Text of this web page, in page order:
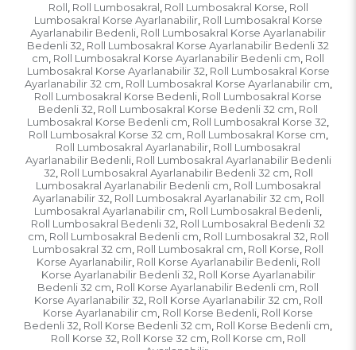
Roll, Roll Lumbosakral, Roll Lumbosakral Korse, Roll
Lumbosakral Korse Ayarlanabilir, Roll Lumbosakral Korse
Ayarlanabilir Bedenli, Roll Lumbosakral Korse Ayarlanabilir
Bedenli 32, Roll Lumbosakral Korse Ayarlanabilir Bedenli 32
cm, Roll Lumbosakral Korse Ayarlanabilir Bedenli cm, Roll
Lumbosakral Korse Ayarlanabilir 32, Roll Lumbosakral Korse
Ayarlanabilir 32 cm, Roll Lumbosakral Korse Ayarlanabilir cm,
Roll Lumbosakral Korse Bedenli, Roll Lumbosakral Korse
Bedenli 32, Roll Lumbosakral Korse Bedenli 32 cm, Roll
Lumbosakral Korse Bedenli cm, Roll Lumbosakral Korse 32,
Roll Lumbosakral Korse 32 cm, Roll Lumbosakral Korse cm,
Roll Lumbosakral Ayarlanabilir, Roll Lumbosakral
Ayarlanabilir Bedenli, Roll Lumbosakral Ayarlanabilir Bedenli
32, Roll Lumbosakral Ayarlanabilir Bedenli 32 cm, Roll
Lumbosakral Ayarlanabilir Bedenli cm, Roll Lumbosakral
Ayarlanabilir 32, Roll Lumbosakral Ayarlanabilir 32 cm, Roll
Lumbosakral Ayarlanabilir cm, Roll Lumbosakral Bedenli,
Roll Lumbosakral Bedenli 32, Roll Lumbosakral Bedenli 32
cm, Roll Lumbosakral Bedenli cm, Roll Lumbosakral 32, Roll
Lumbosakral 32 cm, Roll Lumbosakral cm, Roll Korse, Roll
Korse Ayarlanabilir, Roll Korse Ayarlanabilir Bedenli, Roll
Korse Ayarlanabilir Bedenli 32, Roll Korse Ayarlanabilir
Bedenli 32 cm, Roll Korse Ayarlanabilir Bedenli cm, Roll
Korse Ayarlanabilir 32, Roll Korse Ayarlanabilir 32 cm, Roll
Korse Ayarlanabilir cm, Roll Korse Bedenli, Roll Korse
Bedenli 32, Roll Korse Bedenli 32 cm, Roll Korse Bedenli cm,
Roll Korse 32, Roll Korse 32 cm, Roll Korse cm, Roll